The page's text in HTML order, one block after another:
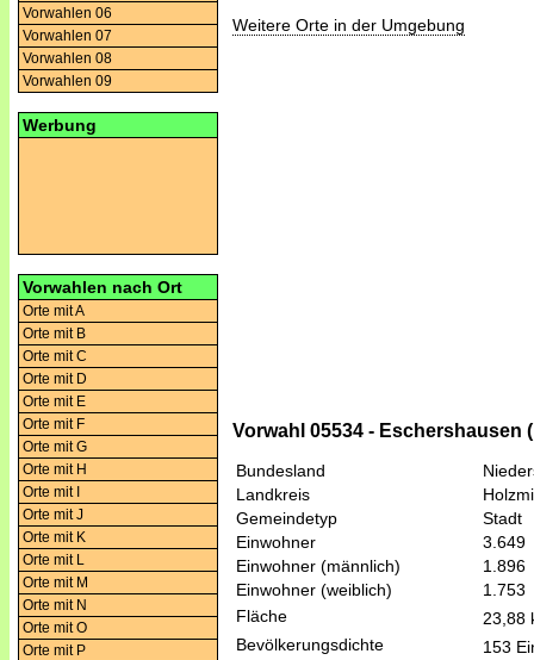
Vorwahlen 06
Vorwahlen 07
Vorwahlen 08
Vorwahlen 09
Werbung
Vorwahlen nach Ort
Orte mit A
Orte mit B
Orte mit C
Orte mit D
Orte mit E
Orte mit F
Orte mit G
Orte mit H
Orte mit I
Orte mit J
Orte mit K
Orte mit L
Orte mit M
Orte mit N
Orte mit O
Orte mit P
Weitere Orte in der Umgebung
Vorwahl 05534 - Eschershausen
Bundesland
Landkreis
Gemeindetyp
Stadt
Einwohner
3.649
Einwohner (männlich)
1.896
Einwohner (weiblich)
1.753
Fläche
23,88
Bevölkerungsdichte
153